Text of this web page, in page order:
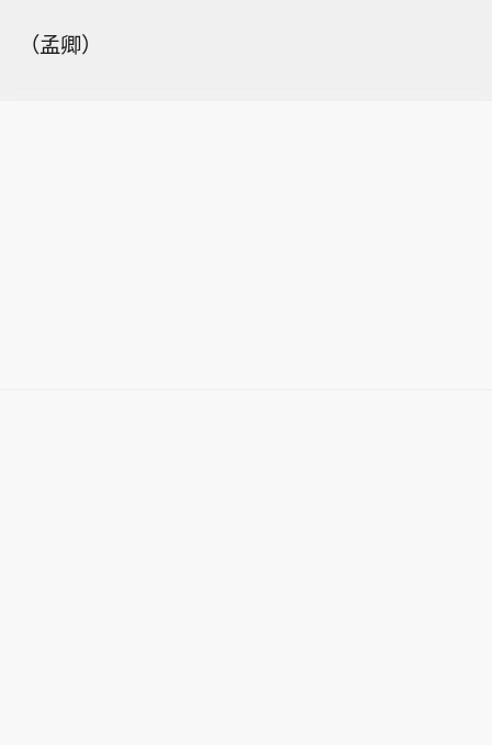
（孟卿）